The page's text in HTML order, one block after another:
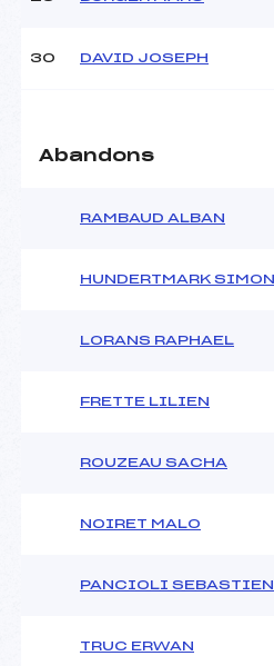
30 DAVID JOSEPH
Abandons
RAMBAUD ALBAN
HUNDERTMARK SIMON
LORANS RAPHAEL
FRETTE LILIEN
ROUZEAU SACHA
NOIRET MALO
PANCIOLI SEBASTIEN
TRUC ERWAN